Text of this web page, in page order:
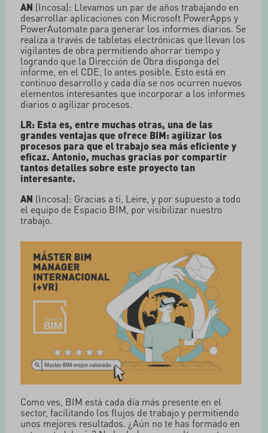
AN (Incosa): Llevamos un par de años trabajando en
desarrollar aplicaciones con Microsoft PowerApps y
PowerAutomate para generar los informes diarios. Se
realiza a través de tabletas electrónicas que llevan los
vigilantes de obra permitiendo ahorrar tiempo y
logrando que la Dirección de Obra disponga del
informe, en el CDE, lo antes posible. Esto está en
continuo desarrollo y cada día se nos ocurren nuevos
elementos interesantes que incorporar a los informes
diarios o agilizar procesos.
LR: Esta es, entre muchas otras, una de las
grandes ventajas que ofrece BIM: agilizar los
procesos para que el trabajo sea más eficiente y
eficaz. Antonio, muchas gracias por compartir
tantos detalles sobre este proyecto tan
interesante.
AN (Incosa): Gracias a ti, Leire, y por supuesto a todo
el equipo de Espacio BIM, por visibilizar nuestro
trabajo.
Como ves, BIM está cada día más presente en el
sector, facilitando los flujos de trabajo y permitiendo
unos mejores resultados. ¿Aún no te has formado en